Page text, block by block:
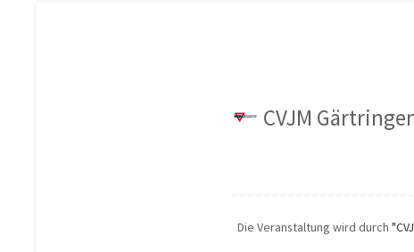
CVJM
Die Veranstaltung wird durch